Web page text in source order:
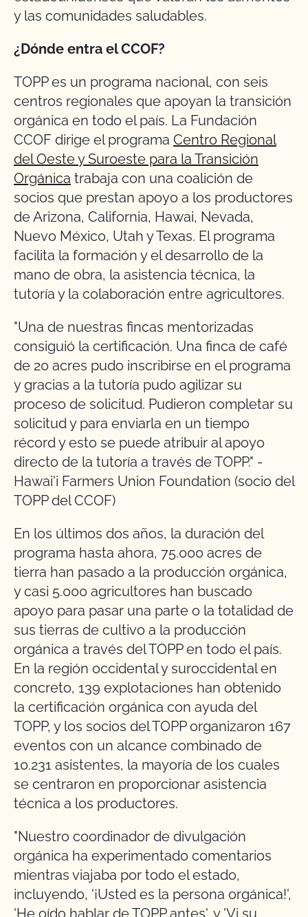
y las comunidades saludables.
¿Dónde entra el CCOF?
TOPP es un programa nacional, con seis
centros regionales que apoyan la transición
orgánica en todo el país. La Fundación
CCOF dirige el programa Centro Regional
del Oeste y Suroeste para la Transición
Orgánica trabaja con una coalición de
socios que prestan apoyo a los productores
de Arizona, California, Hawai, Nevada,
Nuevo México, Utah y Texas. El programa
facilita la formación y el desarrollo de la
mano de obra, la asistencia técnica, la
tutoría y la colaboración entre agricultores.
"Una de nuestras fincas mentorizadas
consiguió la certificación. Una finca de café
de 20 acres pudo inscribirse en el programa
y gracias a la tutoría pudo agilizar su
proceso de solicitud. Pudieron completar su
solicitud y para enviarla en un tiempo
récord y esto se puede atribuir al apoyo
directo de la tutoría a través de TOPP." -
Hawai'i Farmers Union Foundation (socio del
TOPP del CCOF)
En los últimos dos años, la duración del
programa hasta ahora, 75.000 acres de
tierra han pasado a la producción orgánica,
y casi 5.000 agricultores han buscado
apoyo para pasar una parte o la totalidad de
sus tierras de cultivo a la producción
orgánica a través del TOPP en todo el país.
En la región occidental y suroccidental en
concreto, 139 explotaciones han obtenido
la certificación orgánica con ayuda del
TOPP, y los socios del TOPP organizaron 167
eventos con un alcance combinado de
10.231 asistentes, la mayoría de los cuales
se centraron en proporcionar asistencia
técnica a los productores.
"Nuestro coordinador de divulgación
orgánica ha experimentado comentarios
mientras viajaba por todo el estado,
incluyendo, '¡Usted es la persona orgánica!',
'He oído hablar de TOPP antes', y 'Vi su